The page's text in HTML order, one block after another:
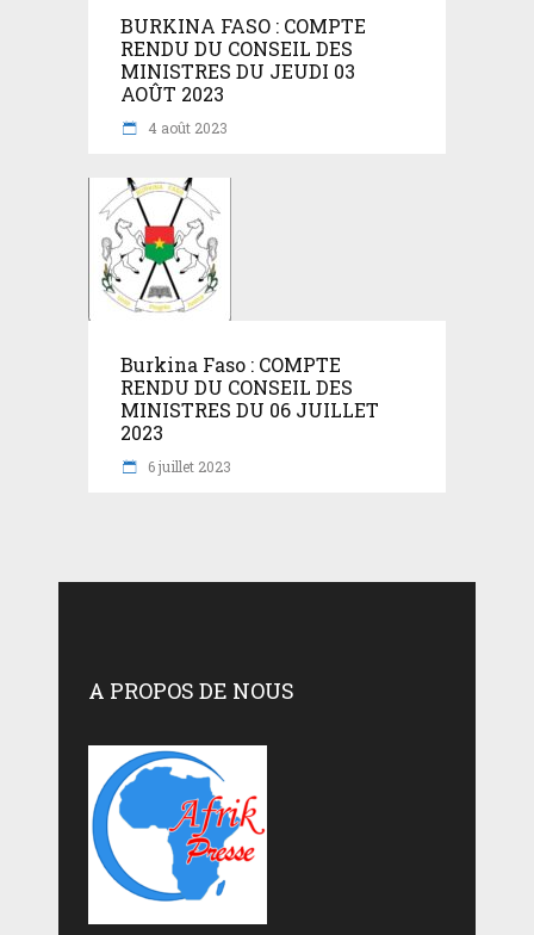
BURKINA FASO : COMPTE
RENDU DU CONSEIL DES
MINISTRES DU JEUDI 03
AOÛT 2023
4 août 2023
Burkina Faso : COMPTE
RENDU DU CONSEIL DES
MINISTRES DU 06 JUILLET
2023
6 juillet 2023
A PROPOS DE NOUS